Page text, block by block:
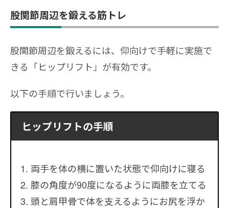
股関節周辺を鍛える筋トレ
股関節周辺を鍛えるには、仰向けで手軽に実施で
きる「ヒップリフト」が有効です。
以下の手順で行いましょう。
ヒップリフトの手順
両手を体の横に置いた状態で仰向けに寝る
膝の角度が90度になるように両膝を立てる
頭と肩甲骨で体を支えるようにお尻を浮か